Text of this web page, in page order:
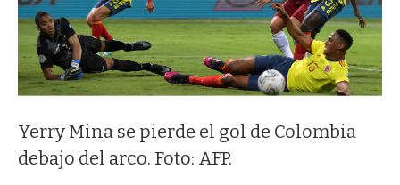
Yerry Mina se pierde el gol de Colombia
debajo del arco. Foto: AFP.